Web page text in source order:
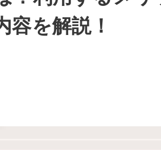
容を解説！